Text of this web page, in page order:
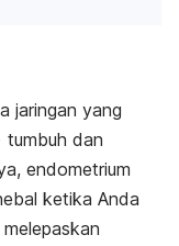
jaringan yang
tumbuh dan
endometrium
ketika Anda